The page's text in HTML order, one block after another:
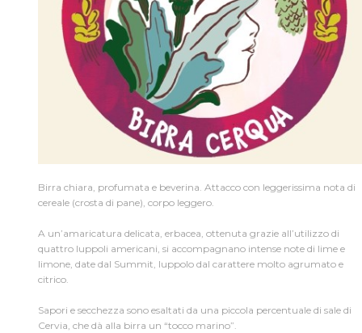
Birra chiara, profumata e beverina. Attacco con leggerissima nota di
cereale (crosta di pane), corpo leggero.
A un’amaricatura delicata, erbacea, ottenuta grazie all’utilizzo di
quattro luppoli americani, si accompagnano intense note di lime e
limone, date dal Summit, luppolo dal carattere molto agrumato e
citrico.
Sapori e secchezza sono esaltati da una piccola percentuale di sale di
Cervia, che dà alla birra un “tocco marino”.